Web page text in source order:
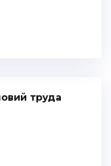
труда